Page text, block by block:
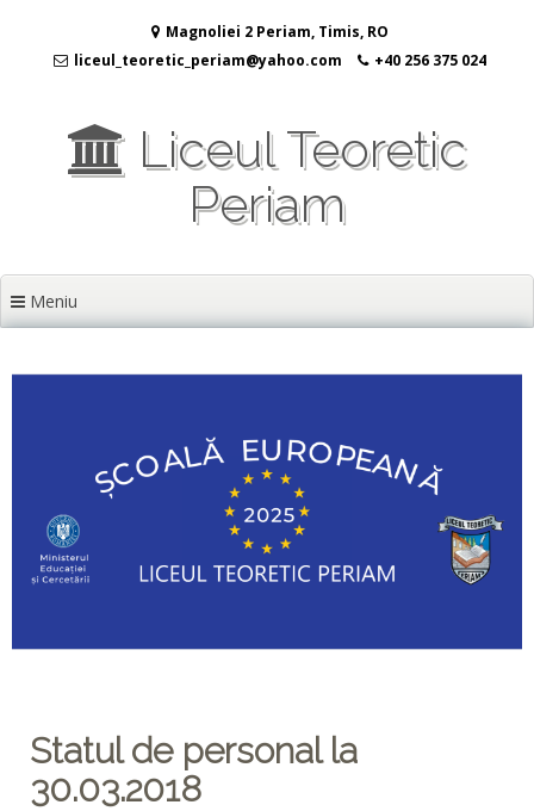
conținut
Magnoliei 2 Periam, Timis, RO
liceul_teoretic_periam@yahoo.com
+40 256 375 024
Liceul Teoretic
Periam
Meniu
Statul de personal la
30.03.2018